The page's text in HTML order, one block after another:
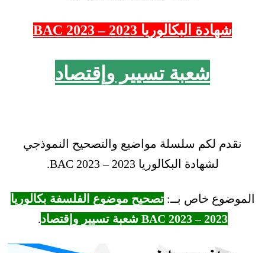
شهادة البكالوريا 2023 – 2023 BAC
شعبة تسيير وإقتصاد
نقدم لكم سلسلة مواضيع والتصحيح النموذجي
لشهادة البكالوريا 2023 – BAC 2023.
الموضوع خاص بــ:تصحيح موضوع الفلسفة بكالوريا
2023 – BAC 2023 شعبة تسيير وإقتصاد
.